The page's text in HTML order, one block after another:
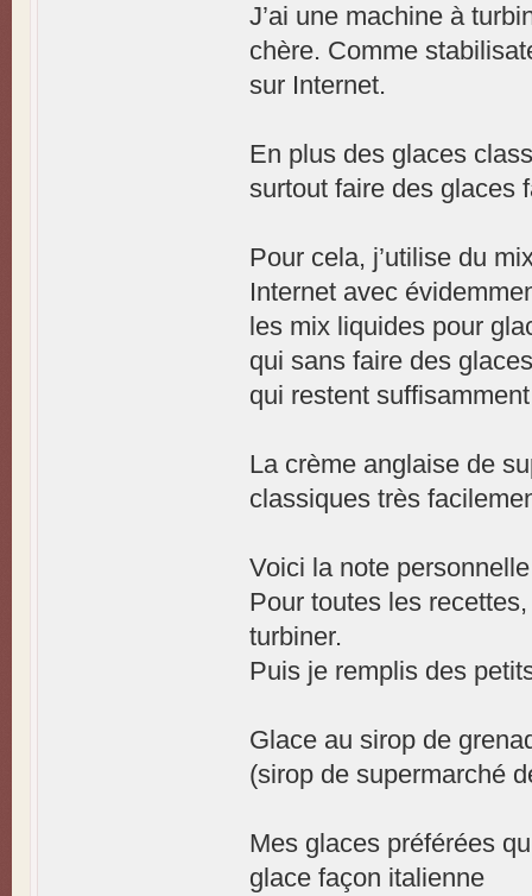
J’ai une machine à
chère. Comme
sur Internet.
En plus des glaces
surtout faire des glaces
Pour cela, j’utilise du
Internet avec
les mix liquides pour
qui sans faire des
qui restent
La crème anglaise de
classiques très
Voici la note
Pour toutes les
turbiner.
Puis je remplis des
Glace au sirop de
(sirop de supermarché
Mes glaces préférées
glace façon italienne